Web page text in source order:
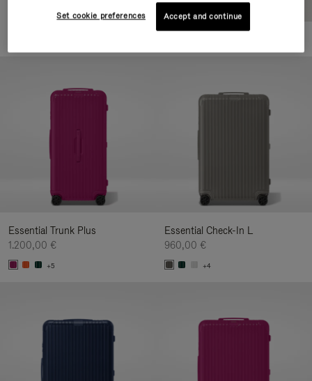
Essential Trunk Plus
1.200,00 €
+5
Essential Check-In L
960,00 €
+4
Set cookie preferences Accept and continue